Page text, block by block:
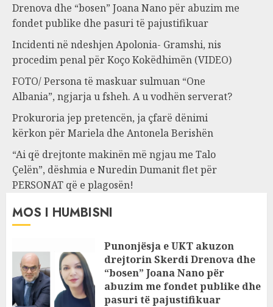
Drenova dhe “bosen” Joana Nano për abuzim me
fondet publike dhe pasuri të pajustifikuar
Incidenti në ndeshjen Apolonia- Gramshi, nis
procedim penal për Koço Kokëdhimën (VIDEO)
FOTO/ Persona të maskuar sulmuan “One
Albania”, ngjarja u fsheh. A u vodhën serverat?
Prokuroria jep pretencën, ja çfarë dënimi
kërkon për Mariela dhe Antonela Berishën
“Ai që drejtonte makinën më ngjau me Talo
Çelën”, dëshmia e Nuredin Dumanit flet për
PERSONAT që e plagosën!
MOS I HUMBISNI
Punonjësja e UKT akuzon
drejtorin Skerdi Drenova dhe
“bosen” Joana Nano për
abuzim me fondet publike dhe
pasuri të pajustifikuar